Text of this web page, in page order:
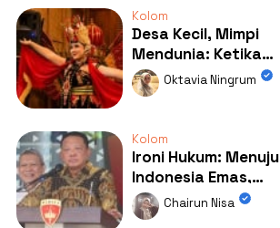
Kolom
Desa Kecil, Mimpi
Mendunia: Ketika
Kolaborasi
Mengubah Wajah
Oktavia Ningrum
Kolom
Ironi Hukum: Menuju
Indonesia Emas,
Ternyata Emasnya
Ada di Rumah Febrie!
Chairun Nisa